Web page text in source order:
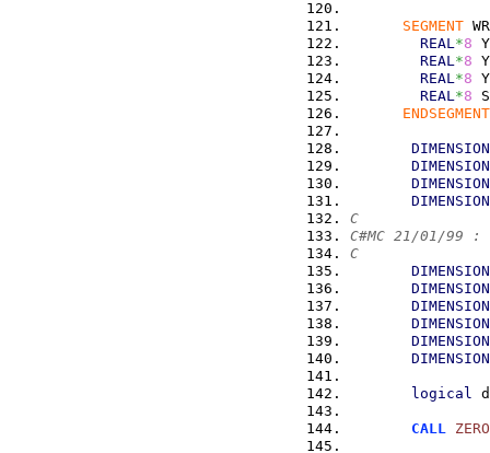
SEGMENT
REAL *8
REAL *8
REAL *8
REAL *8
ENDSEGMENT
DIMENSION
DIMENSION
DIMENSION
DIMENSION
C
C#MC 21/01/99
C               du
DIMENSION
DIMENSION
DIMENSION
DIMENSION
DIMENSION
DIMENSION
logical
CALL ZERO